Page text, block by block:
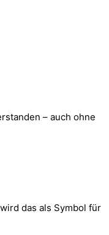
– auch ohne
das als Symbol für